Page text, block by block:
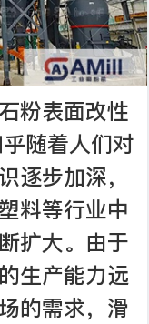
粉表面改性
随着人们对
逐步加深，
料等行业中
扩大。由于
生产能力远
的需求，滑